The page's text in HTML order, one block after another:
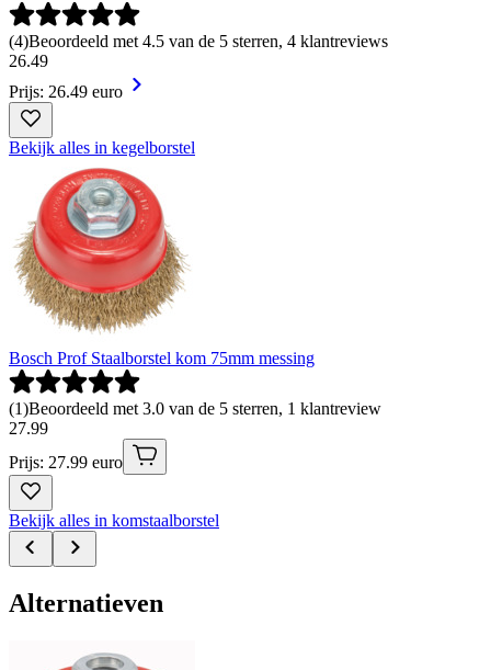
(4)Beoordeeld met 4.5 van de 5 sterren, 4 klantreviews
26.49
Prijs: 26.49 euro
Bekijk alles in kegelborstel
Bosch Prof Staalborstel kom 75mm messing
(1)Beoordeeld met 3.0 van de 5 sterren, 1 klantreview
27.99
Prijs: 27.99 euro
Bekijk alles in komstaalborstel
Alternatieven